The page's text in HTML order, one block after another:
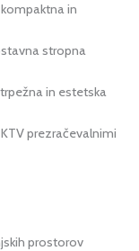
in
stropna
in estetska
prezračevalnimi
prostorov